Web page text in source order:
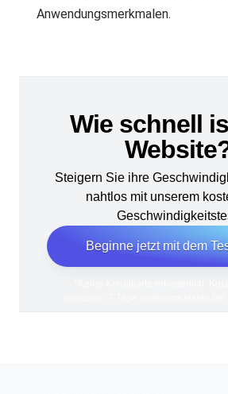
Anwendungsmerkmalen.
Wie schnell
Steigern Sie ihre
nahtlos mit unserem
Beginne jetzt mit dem